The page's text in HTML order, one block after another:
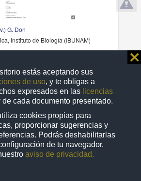
estás aceptando sus
de uso, y te obligas a
expresados en las licencias
cada documento presentado.
cookies propias para
proporcionar sugerencias y
Podrás deshabilitarlas
de tu navegador.
aviso de privacidad.
⨯
G. Don
Instituto de Biología (IBUNAM)